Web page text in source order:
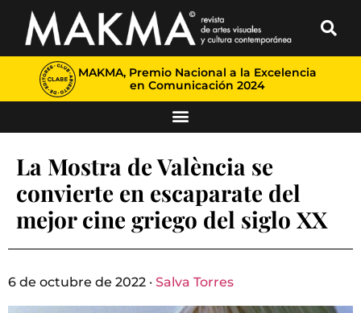
MAKMA, Premio Nacional a la Excelencia
en Comunicación 2024
La Mostra de València se
convierte en escaparate del
mejor cine griego del siglo XX
6 de octubre de 2022 · Salva Torres